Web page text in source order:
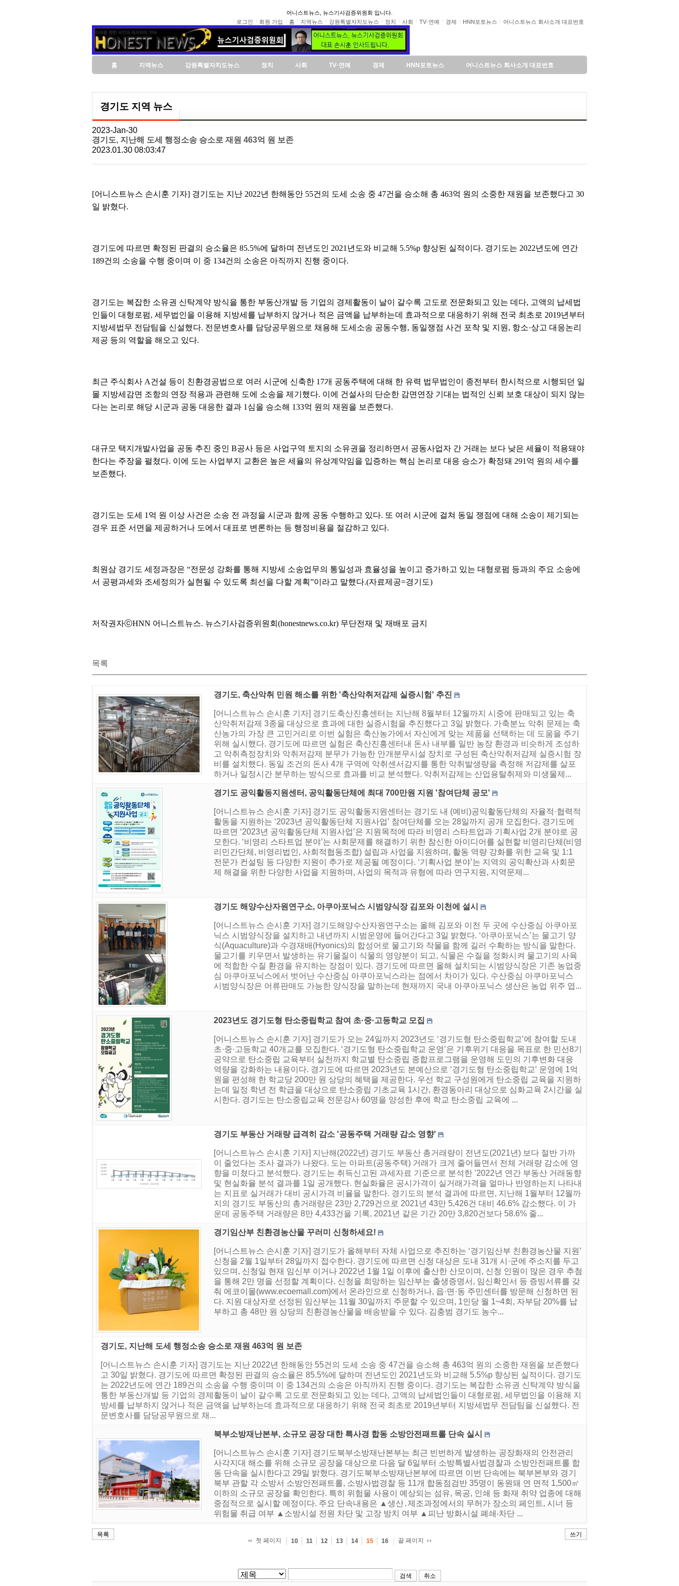
어니스트뉴스, 뉴스기사검증위원회 입니다.
로그인
회원 가입 홈 지역뉴스 강원특별자치도뉴스 정치 사회 TV·연예 경제 HNN포토뉴스 어니스트뉴스 회사소개 대표번호
홈 지역뉴스 강원특별자치도뉴스 정치 사회 TV·연예 경제 HNN포토뉴스 어니스트뉴스 회사소개 대표번호
경기도 지역 뉴스
2023-Jan-30
경기도, 지난해 도세 행정소송 승소로 재원 463억 원 보존
2023.01.30 08:03:47
[어니스트뉴스 손시훈 기자] 경기도는 지난 2022년 한해동안 55건의 도세 소송 중 47건을 승소해 총 463억 원의 소중한 재원을 보존했다고 30
일 밝혔다.
경기도에 따르면 확정된 판결의 승소율은 85.5%에 달하며 전년도인 2021년도와 비교해 5.5%p 향상된 실적이다. 경기도는 2022년도에 연간
189건의 소송을 수행 중이며 이 중 134건의 소송은 아직까지 진행 중이다.
경기도는 복잡한 소유권 신탁계약 방식을 통한 부동산개발 등 기업의 경제활동이 날이 갈수록 고도로 전문화되고 있는 데다, 고액의 납세법
인들이 대형로펌, 세무법인을 이용해 지방세를 납부하지 않거나 적은 금액을 납부하는데 효과적으로 대응하기 위해 전국 최초로 2019년부터
지방세법무 전담팀을 신설했다. 전문변호사를 담당공무원으로 채용해 도세소송 공동수행, 동일쟁점 사건 포착 및 지원, 항소·상고 대응논리
제공 등의 역할을 해오고 있다.
최근 주식회사 A건설 등이 친환경공법으로 여러 시군에 신축한 17개 공동주택에 대해 한 유력 법무법인이 종전부터 한시적으로 시행되던 일
몰 지방세감면 조항의 연장 적용과 관련해 도에 소송을 제기했다. 이에 건설사의 단순한 감면연장 기대는 법적인 신뢰 보호 대상이 되지 않는
다는 논리로 해당 시군과 공동 대응한 결과 1심을 승소해 133억 원의 재원을 보존했다.
대규모 택지개발사업을 공동 추진 중인 B공사 등은 사업구역 토지의 소유권을 정리하면서 공동사업자 간 거래는 보다 낮은 세율이 적용돼야
한다는 주장을 펼쳤다. 이에 도는 사업부지 교환은 높은 세율의 유상계약임을 입증하는 핵심 논리로 대응 승소가 확정돼 291억 원의 세수를
보존했다.
경기도는 도세 1억 원 이상 사건은 소송 전 과정을 시군과 함께 공동 수행하고 있다. 또 여러 시군에 걸쳐 동일 쟁점에 대해 소송이 제기되는
경우 표준 서면을 제공하거나 도에서 대표로 변론하는 등 행정비용을 절감하고 있다.
최원삼 경기도 세정과장은 “전문성 강화를 통해 지방세 소송업무의 통일성과 효율성을 높이고 증가하고 있는 대형로펌 등과의 주요 소송에
서 공평과세와 조세정의가 실현될 수 있도록 최선을 다할 계획”이라고 말했다.(자료제공=경기도)
저작권자ⓒHNN 어니스트뉴스. 뉴스기사검증위원회(honestnews.co.kr) 무단전재 및 재배포 금지
목록
경기도, 축산악취 민원 해소를 위한 '축산악취저감제 실증시험' 추진
[어니스트뉴스 손시훈 기자] 경기도축산진흥센터는 지난해 8월부터 12월까지 시중에 판매되고 있는 축
산악취저감제 3종을 대상으로 효과에 대한 실증시험을 추진했다고 3일 밝혔다. 가축분뇨 악취 문제는 축
산농가의 가장 큰 고민거리로 이번 실험은 축산농가에서 자신에게 맞는 제품을 선택하는 데 도움을 주기
위해 실시했다. 경기도에 따르면 실험은 축산진흥센터내 돈사 내부를 일반 농장 환경과 비슷하게 조성하
고 악취측정장치와 악취저감제 분무가 가능한 안개분무시설 장치로 구성된 축산악취저감제 실증시험 장
비를 설치했다. 동일 조건의 돈사 4개 구역에 악취센서감지를 통한 악취발생량을 측정해 저감제를 살포
하거나 일정시간 분무하는 방식으로 효과를 비교 분석했다. 악취저감제는 산업용탈취제와 미생물제...
경기도 공익활동지원센터, 공익활동단체에 최대 700만원 지원 '참여단체 공모'
[어니스트뉴스 손시훈 기자] 경기도 공익활동지원센터는 경기도 내 (예비)공익활동단체의 자율적·협력적
활동을 지원하는 ‘2023년 공익활동단체 지원사업’ 참여단체를 오는 28일까지 공개 모집한다. 경기도에
따르면 ‘2023년 공익활동단체 지원사업’은 지원목적에 따라 비영리 스타트업과 기획사업 2개 분야로 공
모한다. ‘비영리 스타트업 분야’는 사회문제를 해결하기 위한 참신한 아이디어를 실현할 비영리단체(비영
리민간단체, 비영리법인, 사회적협동조합) 설립과 사업을 지원하며, 활동 역량 강화를 위한 교육 및 1:1
전문가 컨설팅 등 다양한 지원이 추가로 제공될 예정이다. ‘기획사업 분야’는 지역의 공익확산과 사회문
제 해결을 위한 다양한 사업을 지원하며, 사업의 목적과 유형에 따라 연구지원, 지역문제...
경기도 해양수산자원연구소, 아쿠아포닉스 시범양식장 김포와 이천에 설시
[어니스트뉴스 손시훈 기자] 경기도해양수산자원연구소는 올해 김포와 이천 두 곳에 수산중심 아쿠아포
닉스 시범양식장을 설치하고 내년까지 시범운영에 들어간다고 3일 밝혔다. ‘아쿠아포닉스’는 물고기 양
식(Aquaculture)과 수경재배(Hyonics)의 합성어로 물고기와 작물을 함께 길러 수확하는 방식을 말한다.
물고기를 키우면서 발생하는 유기물질이 식물의 영양분이 되고, 식물은 수질을 정화시켜 물고기의 사육
에 적합한 수질 환경을 유지하는 장점이 있다. 경기도에 따르면 올해 설치되는 시범양식장은 기존 농업중
심 아쿠아포닉스에서 벗어난 수산중심 아쿠아포닉스라는 점에서 차이가 있다. 수산중심 아쿠아포닉스
시범양식장은 어류판매도 가능한 양식장을 말하는데 현재까지 국내 아쿠아포닉스 생산은 농업 위주 엽...
2023년도 경기도형 탄소중립학교 참여 초·중·고등학교 모집
[어니스트뉴스 손시훈 기자] 경기도가 오는 24일까지 2023년도 ‘경기도형 탄소중립학교’에 참여할 도내
초·중·고등학교 40개교를 모집한다. ‘경기도형 탄소중립학교 운영’은 기후위기 대응을 목표로 한 민선8기
공약으로 탄소중립 교육부터 실천까지 학교별 탄소중립 종합프로그램을 운영해 도민의 기후변화 대응
역량을 강화하는 내용이다. 경기도에 따르면 2023년도 본예산으로 ‘경기도형 탄소중립학교’ 운영에 1억
원을 편성해 한 학교당 200만 원 상당의 혜택을 제공한다. 우선 학교 구성원에게 탄소중립 교육을 지원하
는데 일정 학년 전 학급을 대상으로 탄소중립 기초교육 1시간, 환경동아리 대상으로 심화교육 2시간을 실
시한다. 경기도는 탄소중립교육 전문강사 60명을 양성한 후에 학교 탄소중립 교육에 ...
경기도 부동산 거래량 급격히 감소 '공동주택 거래량 감소 영향'
[어니스트뉴스 손시훈 기자] 지난해(2022년) 경기도 부동산 총거래량이 전년도(2021년) 보다 절반 가까
이 줄었다는 조사 결과가 나왔다. 도는 아파트(공동주택) 거래가 크게 줄어들면서 전체 거래량 감소에 영
향을 미쳤다고 분석했다. 경기도는 취득신고된 과세자료 기준으로 분석한 ’2022년 연간 부동산 거래동향
및 현실화율 분석 결과를 1일 공개했다. 현실화율은 공시가격이 실거래가격을 얼마나 반영하는지 나타내
는 지표로 실거래가 대비 공시가격 비율을 말한다. 경기도의 분석 결과에 따르면, 지난해 1월부터 12월까
지의 경기도 부동산의 총거래량은 23만 2,729건으로 2021년 43만 5,426건 대비 46.6% 감소했다. 이 가
운데 공동주택 거래량은 8만 4,433건을 기록, 2021년 같은 기간 20만 3,820건보다 58.6% 줄...
경기임산부 친환경농산물 꾸러미 신청하세요!
[어니스트뉴스 손시훈 기자] 경기도가 올해부터 자체 사업으로 추진하는 ‘경기임산부 친환경농산물 지원’
신청을 2월 1일부터 28일까지 접수한다. 경기도에 따르면 신청 대상은 도내 31개 시·군에 주소지를 두고
있으며, 신청일 현재 임신부 이거나 2022년 1월 1일 이후에 출산한 산모이며, 신청 인원이 많은 경우 추첨
을 통해 2만 명을 선정할 계획이다. 신청을 희망하는 임산부는 출생증명서, 임신확인서 등 증빙서류를 갖
춰 에코이몰(www.ecoemall.com)에서 온라인으로 신청하거나, 읍·면·동 주민센터를 방문해 신청하면 된
다. 지원 대상자로 선정된 임산부는 11월 30일까지 주문할 수 있으며, 1인당 월 1~4회, 자부담 20%를 납
부하고 총 48만 원 상당의 친환경농산물을 배송받을 수 있다. 김충범 경기도 농수...
경기도, 지난해 도세 행정소송 승소로 재원 463억 원 보존
[어니스트뉴스 손시훈 기자] 경기도는 지난 2022년 한해동안 55건의 도세 소송 중 47건을 승소해 총 463억 원의 소중한 재원을 보존했다
고 30일 밝혔다. 경기도에 따르면 확정된 판결의 승소율은 85.5%에 달하며 전년도인 2021년도와 비교해 5.5%p 향상된 실적이다. 경기도
는 2022년도에 연간 189건의 소송을 수행 중이며 이 중 134건의 소송은 아직까지 진행 중이다. 경기도는 복잡한 소유권 신탁계약 방식을
통한 부동산개발 등 기업의 경제활동이 날이 갈수록 고도로 전문화되고 있는 데다, 고액의 납세법인들이 대형로펌, 세무법인을 이용해 지
방세를 납부하지 않거나 적은 금액을 납부하는데 효과적으로 대응하기 위해 전국 최초로 2019년부터 지방세법무 전담팀을 신설했다. 전
문변호사를 담당공무원으로 채...
북부소방재난본부, 소규모 공장 대한 특사경 합동 소방안전패트롤 단속 실시
[어니스트뉴스 손시훈 기자] 경기도북부소방재난본부는 최근 빈번하게 발생하는 공장화재의 안전관리
사각지대 해소를 위해 소규모 공장을 대상으로 다음 달 6일부터 소방특별사법경찰과 소방안전패트롤 합
동 단속을 실시한다고 29일 밝혔다. 경기도북부소방재난본부에 따르면 이번 단속에는 북부본부와 경기
북부 관할 각 소방서 소방안전패트롤, 소방사법경찰 등 11개 합동점검반 35명이 동원돼 연 면적 1,500㎡
이하의 소규모 공장을 확인한다. 특히 위험물 사용이 예상되는 섬유, 목공, 인쇄 등 화재 취약 업종에 대해
중점적으로 실시할 예정이다. 주요 단속내용은 ▲생산․제조과정에서의 무허가 장소의 페인트, 시너 등
위험물 취급 여부 ▲소방시설 전원 차단 및 고장 방치 여부 ▲피난 방화시설 폐쇄‧차단 ...
목록
쓰기
첫 페이지
10 11 12 13 14 15 16 끝 페이지
검색 취소